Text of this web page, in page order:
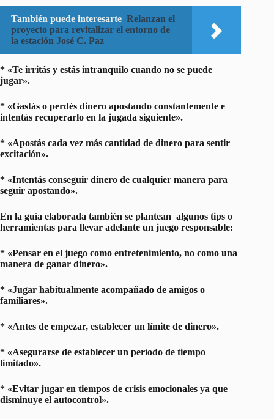
También puede interesarte Relanzan el
proyecto para revitalizar el entorno de
la estación José C. Paz
* «Te irritás y estás intranquilo cuando no se puede
jugar».
* «Gastás o perdés dinero apostando constantemente e
intentás recuperarlo en la jugada siguiente».
* «Apostás cada vez más cantidad de dinero para sentir
excitación».
* «Intentás conseguir dinero de cualquier manera para
seguir apostando».
En la guía elaborada también se plantean algunos tips o
herramientas para llevar adelante un juego responsable:
* «Pensar en el juego como entretenimiento, no como una
manera de ganar dinero».
* «Jugar habitualmente acompañado de amigos o
familiares».
* «Antes de empezar, establecer un límite de dinero».
* «Asegurarse de establecer un período de tiempo
limitado».
* «Evitar jugar en tiempos de crisis emocionales ya que
disminuye el autocontrol».